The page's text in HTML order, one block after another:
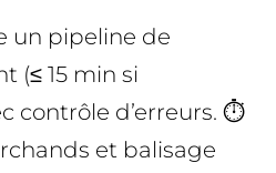
un pipeline de
(≤ 15 min si
contrôle d’erreurs. ⏱️
et balisage